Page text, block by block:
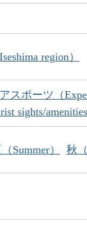
region）
スポーツ（
sights/amenities
Summer） 秋